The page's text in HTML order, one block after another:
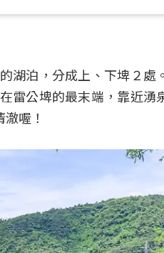
湖泊，分成上、下埤２處
雷公埤的最末端，靠近湧
喔！